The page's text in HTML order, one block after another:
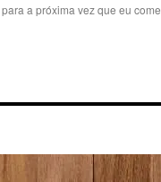
a próxima vez que eu